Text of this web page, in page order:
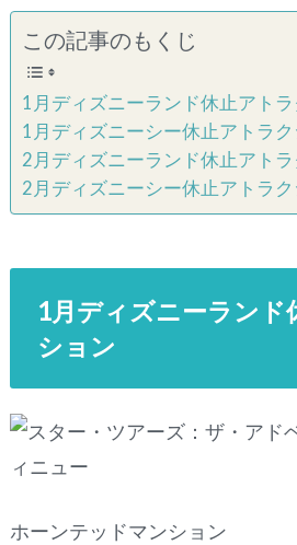
この記事のもくじ
1月ディズニーランド休止アト
1月ディズニーシー休止アトラ
2月ディズニーランド休止アト
2月ディズニーシー休止アトラ
1月ディズニーランド
ション
ホーンテッドマンション